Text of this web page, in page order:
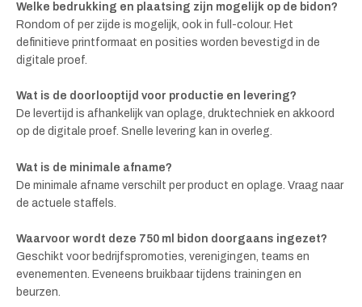
Welke bedrukking en plaatsing zijn mogelijk op de bidon?
Rondom of per zijde is mogelijk, ook in full-colour. Het
definitieve printformaat en posities worden bevestigd in de
digitale proef.
Wat is de doorlooptijd voor productie en levering?
De levertijd is afhankelijk van oplage, druktechniek en akkoord
op de digitale proef. Snelle levering kan in overleg.
Wat is de minimale afname?
De minimale afname verschilt per product en oplage. Vraag naar
de actuele staffels.
Waarvoor wordt deze 750 ml bidon doorgaans ingezet?
Geschikt voor bedrijfspromoties, verenigingen, teams en
evenementen. Eveneens bruikbaar tijdens trainingen en
beurzen.